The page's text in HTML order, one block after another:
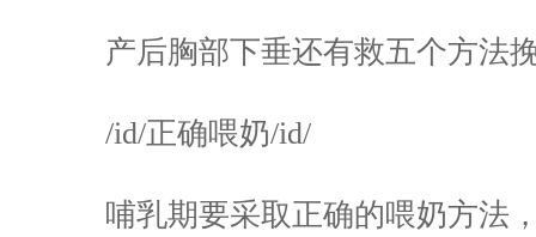
产后胸部下垂还有救五个方法
/id/正确喂奶/id/
哺乳期要采取正确的喂奶方法，